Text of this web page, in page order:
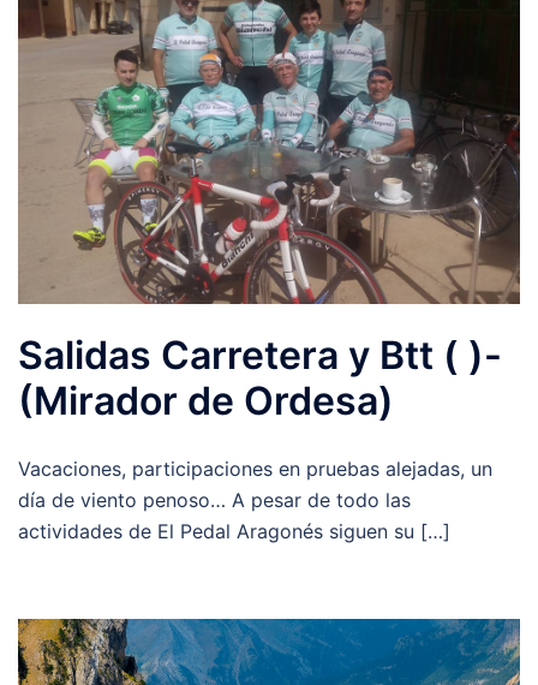
Salidas Carretera y Btt ( )-
(Mirador de Ordesa)
Vacaciones, participaciones en pruebas alejadas, un
día de viento penoso… A pesar de todo las
actividades de El Pedal Aragonés siguen su […]